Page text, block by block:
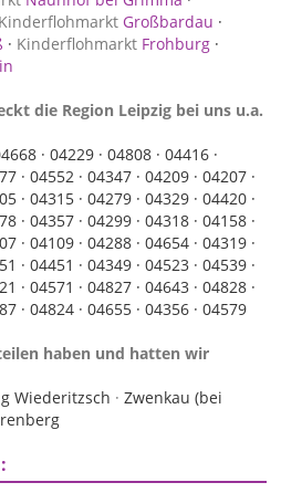
Kinderflohmarkt Großbardau ·
· Kinderflohmarkt Frohburg ·
die Region Leipzig bei uns u.a.
·04229 ·04808 ·04416 ·
·04552 ·04347 ·04209 ·04207 ·
·04315 ·04279 ·04329 ·04420 ·
·04357 ·04299 ·04318 ·04158 ·
·04109 ·04288 ·04654 ·04319 ·
·04451 ·04349 ·04523 ·04539 ·
·04571 ·04827 ·04643 ·04828 ·
·04824 ·04655 ·04356 ·04579
haben und hatten wir
Wiederitzsch ·Zwenkau (bei